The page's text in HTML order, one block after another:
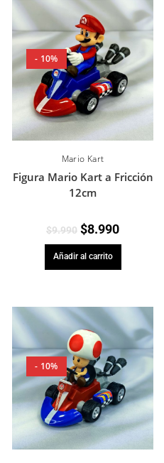
- 10%
Mario Kart
Figura Mario Kart a Fricción
12cm
$9.990 $8.990
Añadir al carrito
- 10%